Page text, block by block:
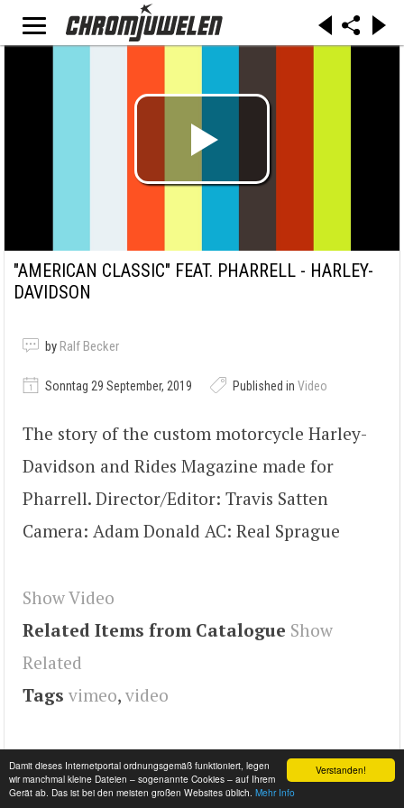
Verstanden!
Damit dieses Internetportal ordnungsgemäß funktioniert, legen
wir manchmal kleine Dateien – sogenannte Cookies – auf Ihrem
Gerät ab. Das ist bei den meisten großen Websites üblich. Mehr Info
"AMERICAN CLASSIC" FEAT. PHARRELL - HARLEY-
DAVIDSON
by Ralf Becker
Sonntag 29 September, 2019 Published in Video
The story of the custom motorcycle Harley-
Davidson and Rides Magazine made for
Pharrell. Director/Editor: Travis Satten
Camera: Adam Donald AC: Real Sprague
Show Video
Related Items from Catalogue Show
Related
Tags vimeo, video